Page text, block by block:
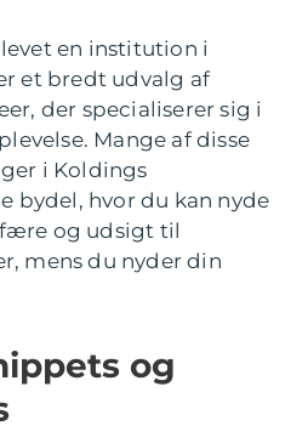
en institution i
et bredt udvalg af
der specialiserer sig i
Mange af disse
i Koldings
bydel, hvor du kan nyde
og udsigt til
mens du nyder din
og